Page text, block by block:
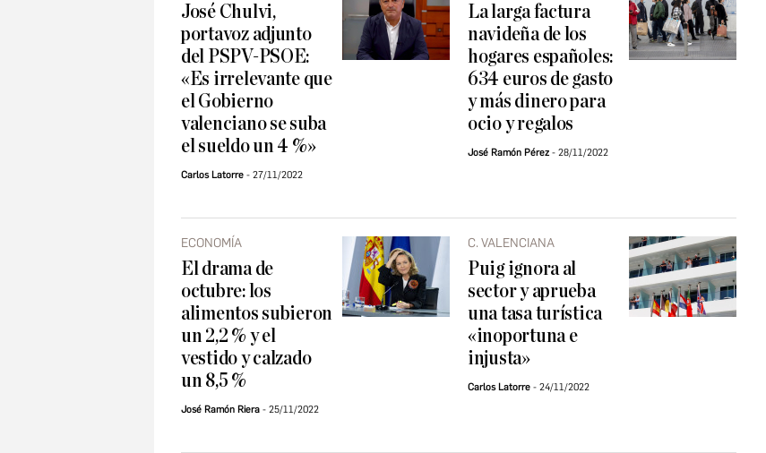
José Chulvi,
portavoz adjunto
del PSPV-PSOE:
«Es irrelevante que
el Gobierno
valenciano se suba
el sueldo un 4 %»
Carlos Latorre 27/11/2022
La larga factura
navideña de los
hogares españoles:
634 euros de gasto
y más dinero para
ocio y regalos
José Ramón Pérez 28/11/2022
ECONOMÍA
El drama de
octubre: los
alimentos subieron
un 2,2 % y el
vestido y calzado
un 8,5 %
José Ramón Riera 25/11/2022
C. VALENCIANA
Puig ignora al
sector y aprueba
una tasa turística
«inoportuna e
injusta»
Carlos Latorre 24/11/2022